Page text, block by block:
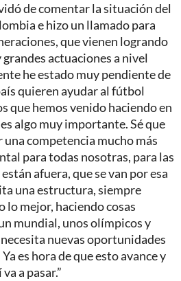
de comentar la situación del
e hizo un llamado para
que vienen logrando
actuaciones a nivel
he estado muy pendiente de
quieren ayudar al fútbol
que hemos venido haciendo en
algo muy importante. Sé que
una competencia mucho más
para todas nosotras, para las
afuera, que se van por esa
una estructura, siempre
lo mejor, haciendo cosas
mundial, unos olímpicos y
nuevas oportunidades
es hora de que esto avance y
a pasar.”